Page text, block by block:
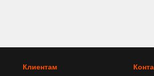
Клиентам